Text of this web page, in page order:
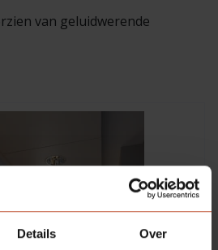
Details Over
van geluidwerende